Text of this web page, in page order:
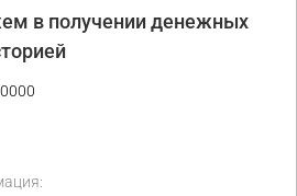
в получении денежных